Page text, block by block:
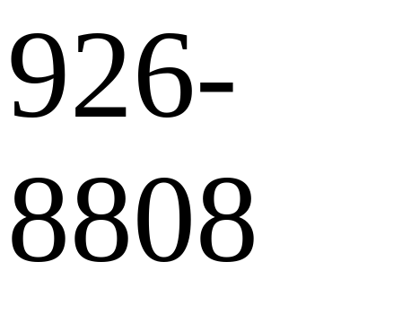
926-
8808